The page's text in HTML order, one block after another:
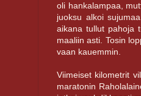
oli hankalampaa,
juoksu alkoi
aikana tullut pahoja
maaliin asti. Tosin
vaan kauemmin.
Viimeiset kilometrit
maratonin